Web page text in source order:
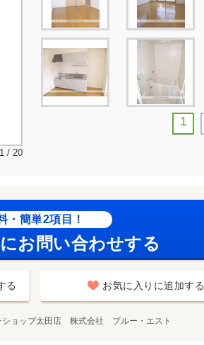
1 / 20
1
・簡単2項目！
お問い合わせする
る お気に入りに追加する
ショップ太田店 株式会社 ブルー・エスト